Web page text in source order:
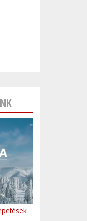
time in
World
(angol